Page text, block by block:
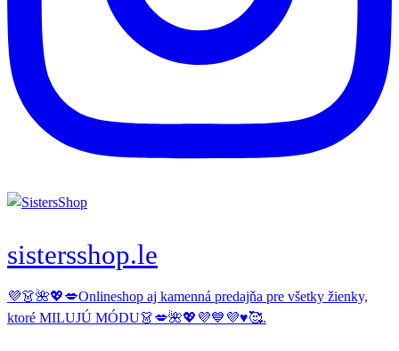
sistersshop.le
💜👗🌺💖💋Onlineshop aj kamenná predajňa pre všetky žienky,
ktoré MILUJÚ MÓDU👗💋🌺💖💜💙💜♥️🥰.